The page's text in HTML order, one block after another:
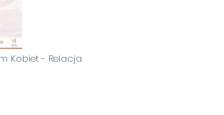
Kobiet - Relacja